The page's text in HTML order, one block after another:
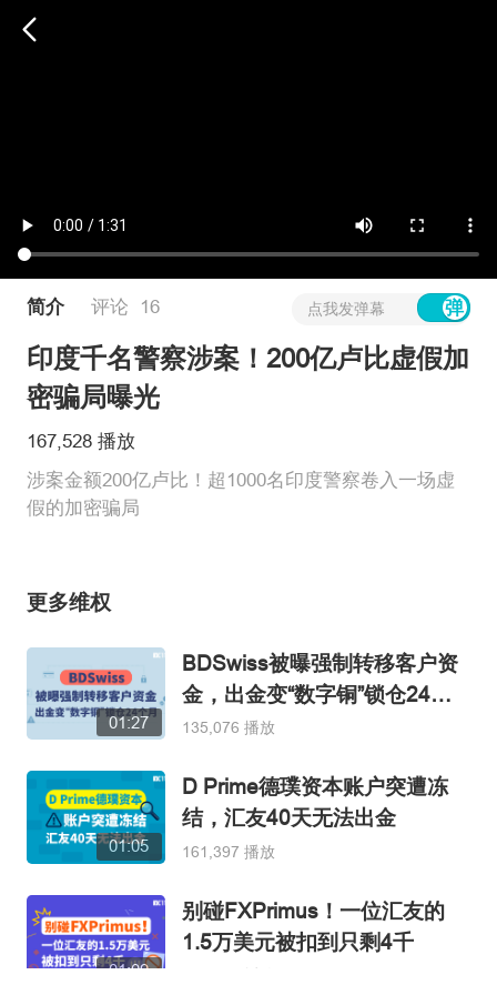
简介 评论 16 点我发弹幕
印度千名警察涉案！200亿卢比虚假加
密骗局曝光
167,528 播放
涉案金额200亿卢比！超1000名印度警察卷入一场虚
假的加密骗局
更多维权
01:27
BDSwiss被曝强制转移客户资
金，出金变“数字铜”锁仓24个
月
135,076 播放
01:05
D Prime德璞资本账户突遭冻
结，汇友40天无法出金
161,397 播放
01:09
别碰FXPrimus！一位汇友的
1.5万美元被扣到只剩4千